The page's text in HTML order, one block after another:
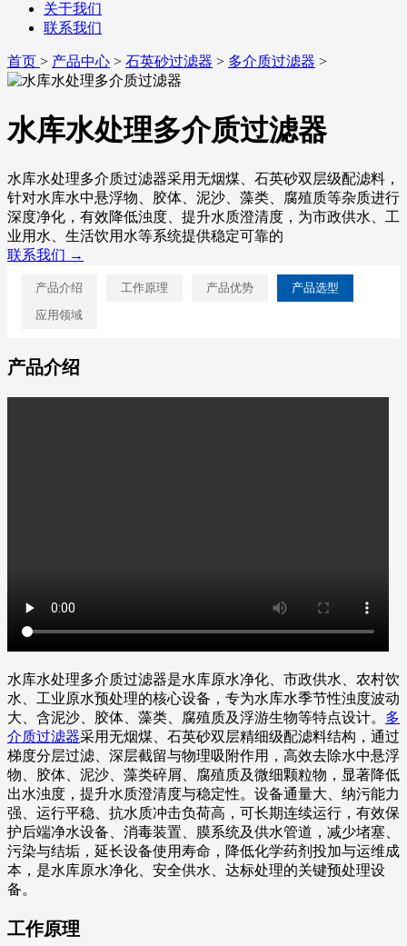
关于我们
联系我们
首页 > 产品中心 > 石英砂过滤器 > 多介质过滤器 >
水库水处理多介质过滤器
水库水处理多介质过滤器采用无烟煤、石英砂双层级配滤料，
针对水库水中悬浮物、胶体、泥沙、藻类、腐殖质等杂质进行
深度净化，有效降低浊度、提升水质澄清度，为市政供水、工
业用水、生活饮用水等系统提供稳定可靠的
联系我们 →
产品介绍 工作原理 产品优势
产品选型
应用领域
产品介绍
水库水处理多介质过滤器是水库原水净化、市政供水、农村饮
水、工业原水预处理的核心设备，专为水库水季节性浊度波动
大、含泥沙、胶体、藻类、腐殖质及浮游生物等特点设计。 多
介质过滤器采用无烟煤、石英砂双层精细级配滤料结构，通过
梯度分层过滤、深层截留与物理吸附作用，高效去除水中悬浮
物、胶体、泥沙、藻类碎屑、腐殖质及微细颗粒物，显著降低
出水浊度，提升水质澄清度与稳定性。设备通量大、纳污能力
强、运行平稳、抗水质冲击负荷高，可长期连续运行，有效保
护后端净水设备、消毒装置、膜系统及供水管道，减少堵塞、
污染与结垢，延长设备使用寿命，降低化学药剂投加与运维成
本，是水库原水净化、安全供水、达标处理的关键预处理设
备。
工作原理